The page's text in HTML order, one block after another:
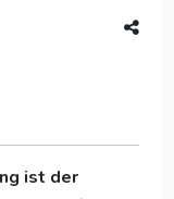
ist der